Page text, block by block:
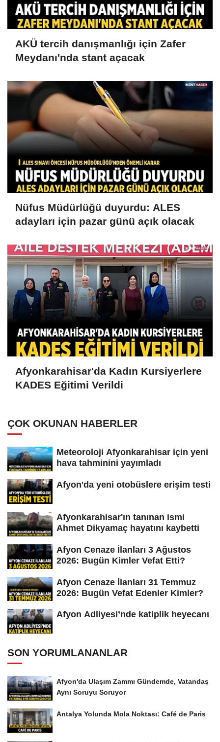
AKÜ tercih danışmanlığı için Zafer
Meydanı'nda stant açacak
Nüfus Müdürlüğü duyurdu: ALES
adayları için pazar günü açık olacak
Afyonkarahisar'da Kadın Kursiyerlere
KADES Eğitimi Verildi
ÇOK OKUNAN HABERLER
Meteoroloji Afyonkarahisar için yeni
hava tahminini yayımladı
Afyon'da yeni otobüslere erişim testi
Afyonkarahisar'ın tanınan ismi
Ahmet Dikyamaç hayatını kaybetti
Afyon Cenaze İlanları 3 Ağustos
2026: Bugün Kimler Vefat Etti?
Afyon Cenaze İlanları 31 Temmuz
2026: Bugün Vefat Edenler Kimler?
Afyon Adliyesi’nde katiplik heyecanı
SON YORUMLANANLAR
Afyon'da Ulaşım Zammı Gündemde, Vatandaş
Aynı Soruyu Soruyor
Antalya Yolunda Mola Noktası: Café de Paris